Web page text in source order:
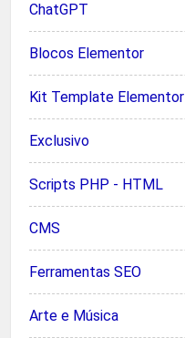
ChatGPT
Blocos Elementor
Kit Template Elementor
Exclusivo
Scripts PHP - HTML
CMS
Ferramentas SEO
Arte e Música